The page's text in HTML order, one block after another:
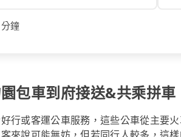
鐘
包車到府接送&共乘拼車
行或客運公車服務，這些公車從主要
來說可能無妨，但若同行人較多，這